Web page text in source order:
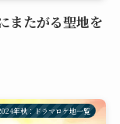
またがる聖地を
年秋：ドラマロケ地一覧